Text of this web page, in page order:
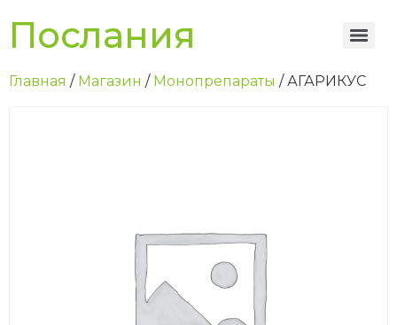
Послания
Главная / Магазин / Монопрепараты / АГАРИКУС